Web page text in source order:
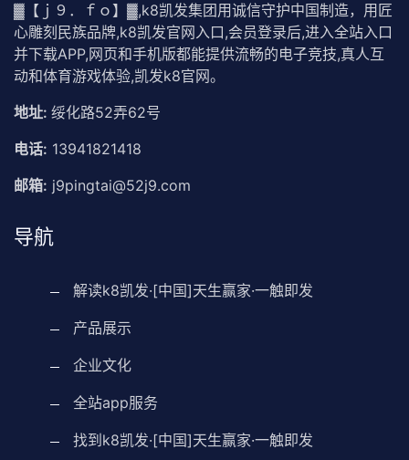
▓【ｊ９．ｆｏ】▓,k8凯发集团用诚信守护中国制造，用匠
心雕刻民族品牌,k8凯发官网入口,会员登录后,进入全站入口
并下载APP,网页和手机版都能提供流畅的电子竞技,真人互
动和体育游戏体验,凯发k8官网。
地址: 绥化路52弄62号
电话: 13941821418
邮箱: j9pingtai@52j9.com
导航
解读k8凯发·[中国]天生赢家·一触即发
产品展示
企业文化
全站app服务
找到k8凯发·[中国]天生赢家·一触即发